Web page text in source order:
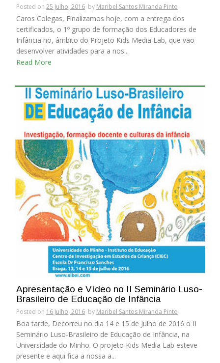
Posted on 25 Julho, 2016 by Maribel Santos Miranda Pinto
Caros Colegas, Finalizamos hoje, com a entrega dos
certificados, o 1º grupo de formação dos Educadores de
Infância no, âmbito do Projeto Kids Media Lab, que vão
desenvolver atividades para a nos...
Read More
Apresentação e Vídeo no II Seminário Luso-
Brasileiro de Educação de Infância
Posted on 16 Julho, 2016 by Maribel Santos Miranda Pinto
Boa tarde, Decorreu no dia 14 e 15 de Julho de 2016 o II
Seminário Luso-Brasileiro de Educação de Infância, na
Universidade do Minho. O projeto Kids Media Lab esteve
presente e aqui fica a nossa a...